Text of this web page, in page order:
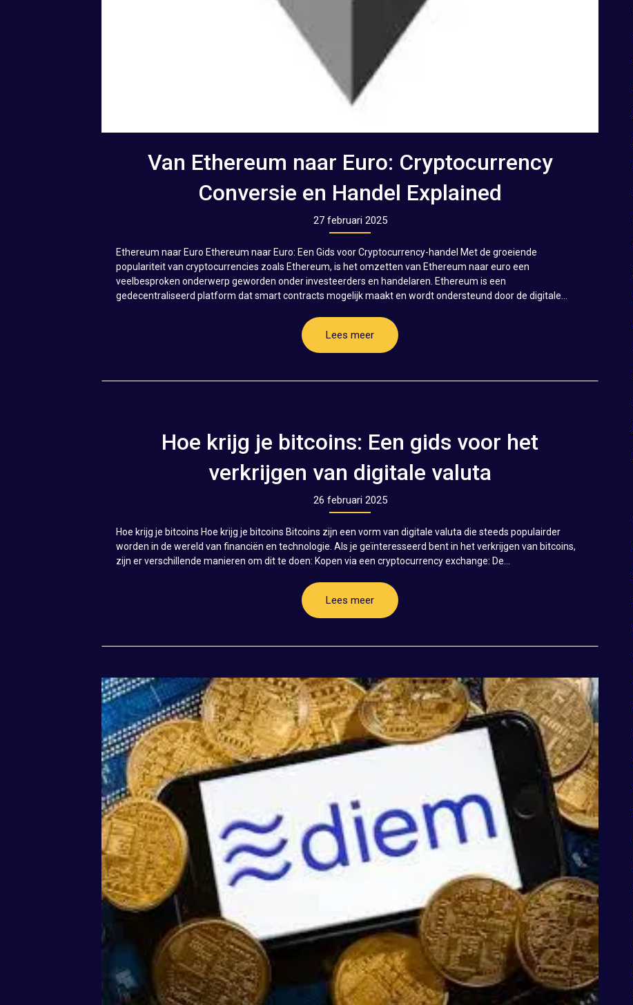
Van Ethereum naar Euro: Cryptocurrency
Conversie en Handel Explained
27 februari 2025
Ethereum naar Euro Ethereum naar Euro: Een Gids voor Cryptocurrency-handel Met de groeiende
populariteit van cryptocurrencies zoals Ethereum, is het omzetten van Ethereum naar euro een
veelbesproken onderwerp geworden onder investeerders en handelaren. Ethereum is een
gedecentraliseerd platform dat smart contracts mogelijk maakt en wordt ondersteund door de digitale...
Lees meer
Hoe krijg je bitcoins: Een gids voor het
verkrijgen van digitale valuta
26 februari 2025
Hoe krijg je bitcoins Hoe krijg je bitcoins Bitcoins zijn een vorm van digitale valuta die steeds populairder
worden in de wereld van financiën en technologie. Als je geïnteresseerd bent in het verkrijgen van bitcoins,
zijn er verschillende manieren om dit te doen: Kopen via een cryptocurrency exchange: De...
Lees meer